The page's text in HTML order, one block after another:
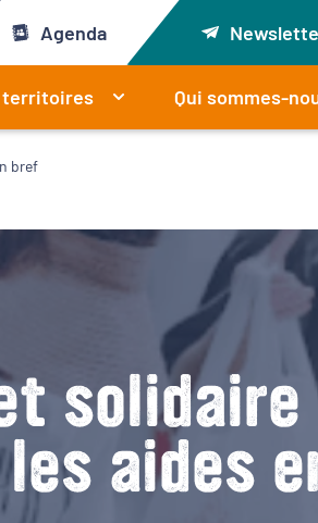
Agenda
territoires Qui sommes-
bref
solidaire
aides